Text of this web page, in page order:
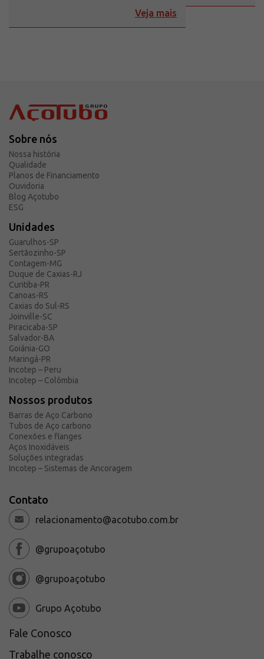
Veja mais
Sobre nós
Nossa história
Qualidade
Planos de Financiamento
Ouvidoria
Blog Açotubo
ESG
Unidades
Guarulhos-SP
Sertãozinho-SP
Contagem-MG
Duque de Caxias-RJ
Curitiba-PR
Canoas-RS
Caxias do Sul-RS
Joinville-SC
Piracicaba-SP
Salvador-BA
Goiânia-GO
Maringá-PR
Incotep – Peru
Incotep – Colômbia
Nossos produtos
Barras de Aço Carbono
Tubos de Aço carbono
Conexões e flanges
Aços Inoxidáveis
Soluções integradas
Incotep – Sistemas de Ancoragem
Contato
relacionamento@acotubo.com.br
@grupoaçotubo
@grupoaçotubo
Grupo Açotubo
Fale Conosco
Trabalhe conosco